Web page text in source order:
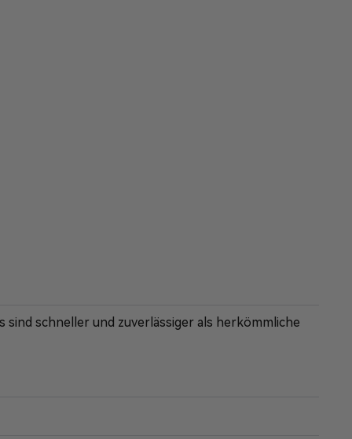
schneller und zuverlässiger als herkömmliche